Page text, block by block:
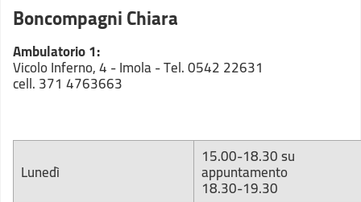
Boncompagni Chiara
Ambulatorio 1:
Vicolo Inferno, 4 - Imola - Tel. 0542 22631
cell. 371 4763663
Lunedì
15.00-18.30 su
appuntamento
18.30-19.30